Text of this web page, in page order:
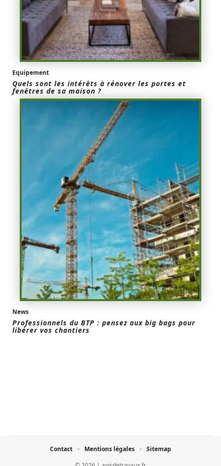
Equipement
Quels sont les intérêts à rénover les portes et
fenêtres de sa maison ?
News
Professionnels du BTP : pensez aux big bags pour
libérer vos chantiers
Contact Mentions légales Sitemap